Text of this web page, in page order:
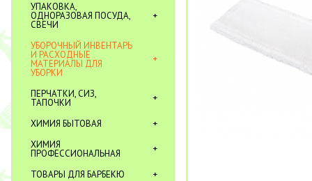
УПАКОВКА,
ОДНОРАЗОВАЯ ПОСУДА,
СВЕЧИ
УБОРОЧНЫЙ ИНВЕНТАРЬ
И РАСХОДНЫЕ
МАТЕРИАЛЫ ДЛЯ
УБОРКИ
ПЕРЧАТКИ, СИЗ,
ТАПОЧКИ
ХИМИЯ БЫТОВАЯ
ХИМИЯ
ПРОФЕССИОНАЛЬНАЯ
ТОВАРЫ ДЛЯ БАРБЕКЮ